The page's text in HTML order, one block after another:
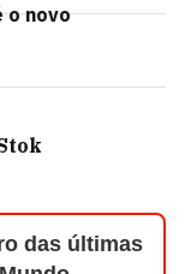
o novo
das últimas